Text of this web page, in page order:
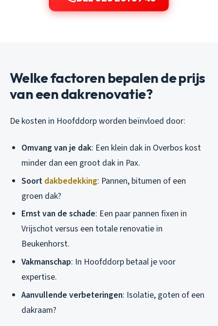
Welke factoren bepalen de prijs
van een dakrenovatie?
De kosten in Hoofddorp worden beïnvloed door:
Omvang van je dak: Een klein dak in Overbos kost
minder dan een groot dak in Pax.
Soort dakbedekking: Pannen, bitumen of een
groen dak?
Ernst van de schade: Een paar pannen fixen in
Vrijschot versus een totale renovatie in
Beukenhorst.
Vakmanschap: In Hoofddorp betaal je voor
expertise.
Aanvullende verbeteringen: Isolatie, goten of een
dakraam?